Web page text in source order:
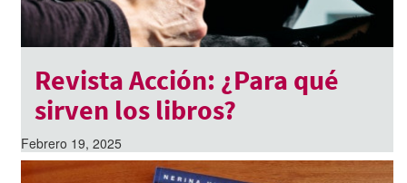
Revista Acción: ¿Para qué
sirven los libros?
Febrero 19, 2025